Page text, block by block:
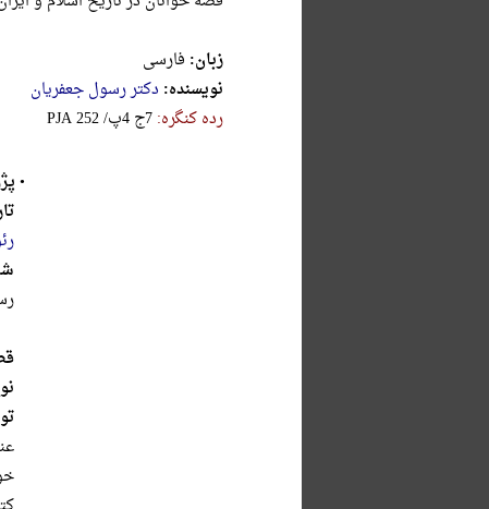
زبان: فارسی
نویسنده: دکتر رسول جعفریان
رده کنگره:‎P‎‎‎J‎‎‎A‎ ‎2‎5‎2‎ ‎/‎پ‎4‎ ‎ج‎7
•